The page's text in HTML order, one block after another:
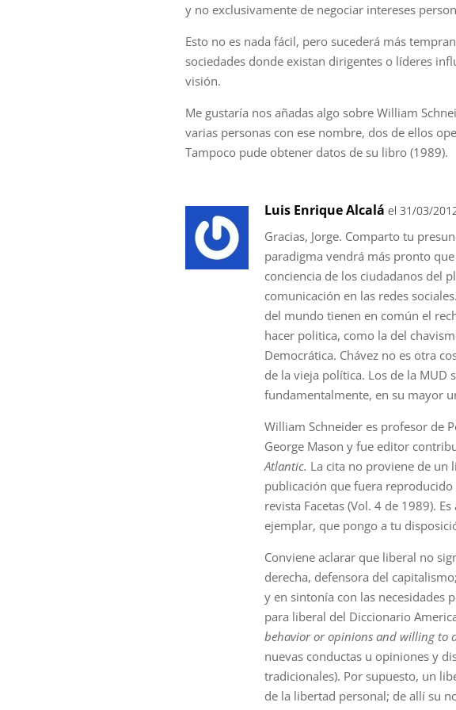
y no exclusivamente de negociar intereses
Esto no es nada fácil, pero sucederá más
sociedades donde existan dirigentes o líderes
visión.
Me gustaría nos añadas algo sobre William
varias personas con ese nombre, dos de ellos
Tampoco pude obtener datos de su libro (1989).
Luis Enrique Alcalá el 31/03/
Gracias, Jorge. Comparto tu
paradigma vendrá más pronto
conciencia de los ciudadanos del
comunicación en las redes
del mundo tienen en común el
hacer politica, como la del
Democrática. Chávez no es otra
de la vieja política. Los de la MUD
fundamentalmente, en su mayor
William Schneider es profesor de
George Mason y fue editor
Atlantic. La cita no proviene de un
publicación que fuera
revista Facetas (Vol. 4 de 1989).
ejemplar, que pongo a tu
Conviene aclarar que liberal no
derecha, defensora del
y en sintonía con las necesidades
para liberal del Diccionario
behavior or opinions and willing to
nuevas conductas u opiniones y
tradicionales). Por supuesto, un
de la libertad personal; de allí su